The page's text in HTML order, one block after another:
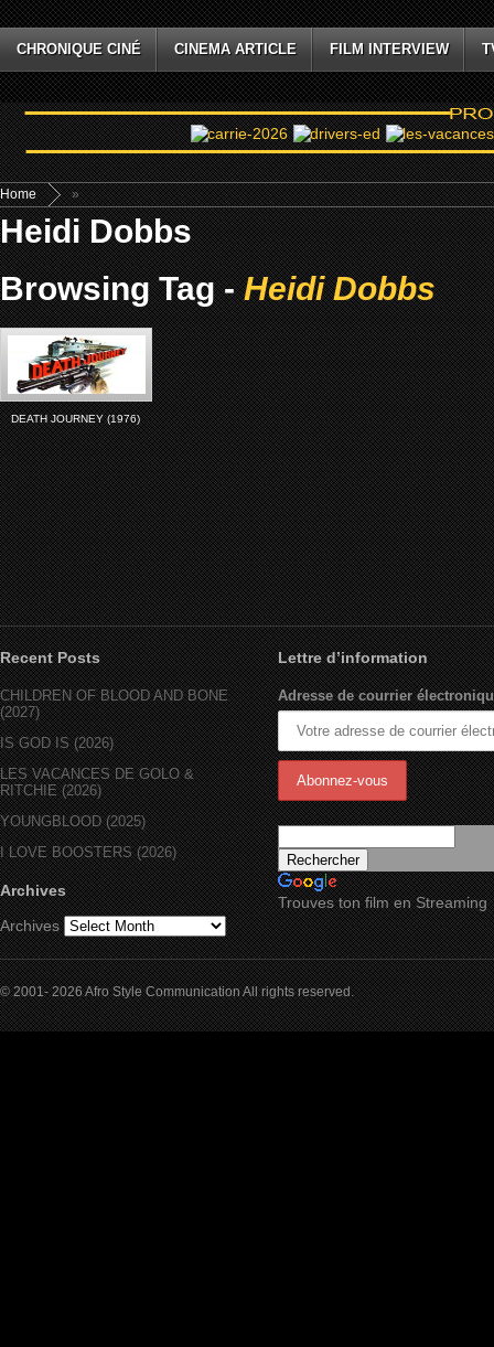
CHRONIQUE CINÉ CINEMA ARTICLE FILM INTERVIEW
Home »
Heidi Dobbs
Browsing Tag -Heidi Dobbs
DEATH JOURNEY (1976)
Recent Posts
CHILDREN OF BLOOD AND BONE
(2027)
IS GOD IS (2026)
LES VACANCES DE GOLO &
RITCHIE (2026)
YOUNGBLOOD (2025)
I LOVE BOOSTERS (2026)
Archives
Archives
Lettre d’information
Adresse de courrier
Trouves ton film en Streaming
© 2001- 2026 Afro Style Communication All rights reserved.